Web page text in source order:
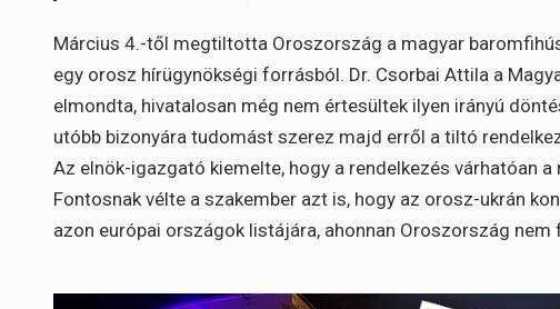
Március 4.-től megtiltotta Oroszország a magyar
egy orosz hírügynökségi forrásból. Dr. Csorbai Attila a
elmondta, hivatalosan még nem értesültek ilyen irányú
utóbb bizonyára tudomást szerez majd erről a tiltó
Az elnök-igazgató kiemelte, hogy a rendelkezés várhatóan
Fontosnak vélte a szakember azt is, hogy az orosz-ukrán
azon európai országok listájára, ahonnan Oroszország